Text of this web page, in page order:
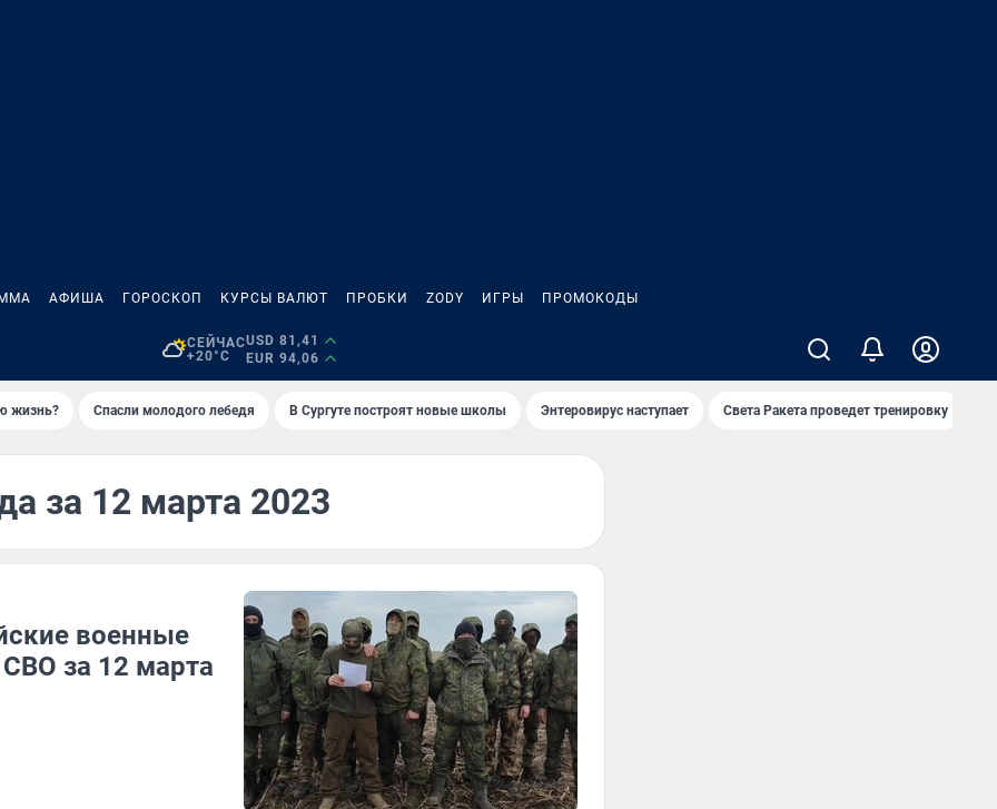
АФИША ГОРОСКОП КУРСЫ ВАЛЮТ ПРОБКИ ZODY ИГРЫ ПРОМОКОДЫ
СЕЙЧАС
+20°C
USD 81,41
EUR 94,06
жизнь? Спасли молодого лебедя В Сургуте построят новые школы Энтеровирус наступает Света Ракета проведет тренировку
за 12 марта 2023
военные
СВО за 12 марта